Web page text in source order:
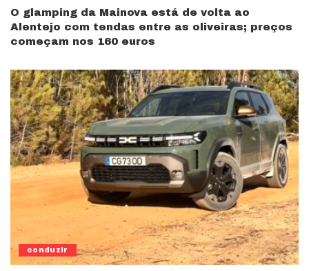
O glamping da Mainova está de volta ao
Alentejo com tendas entre as oliveiras; preços
começam nos 160 euros
conduzir